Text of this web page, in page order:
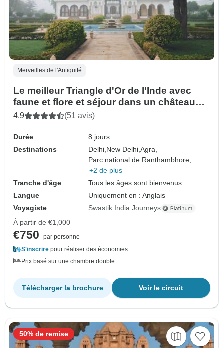
Merveilles de l'Antiquité
Le meilleur Triangle d'Or de l'Inde avec
faune et flore et séjour dans un château
royal
4.9 (51 avis)
Durée
8 jours
Destinations
Delhi,New Delhi,Agra,
Parc national de Ranthambhore,
+2 de plus
Tranche d'âge
Tous les âges sont bienvenus
Langue
Uniquement en : Anglais
Voyagiste
Swastik India Journeys
À partir de €1,000
€750
par personne
S'inscrire pour réaliser des économies
Prix basé sur une chambre double
Voir le circuit
Télécharger la brochure
50% de remise